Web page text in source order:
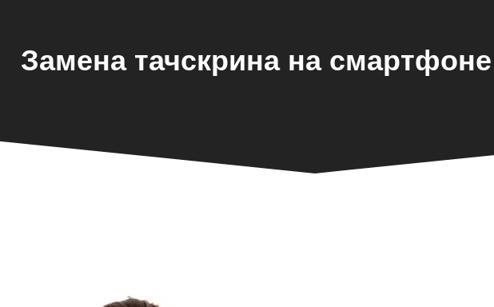
Замена тачскрина на